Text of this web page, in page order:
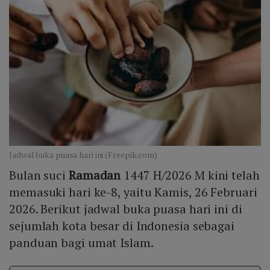
Jadwal buka puasa hari ini (Freepik.com)
Bulan suci Ramadan 1447 H/2026 M kini telah
memasuki hari ke-8, yaitu Kamis, 26 Februari
2026. Berikut jadwal buka puasa hari ini di
sejumlah kota besar di Indonesia sebagai
panduan bagi umat Islam.